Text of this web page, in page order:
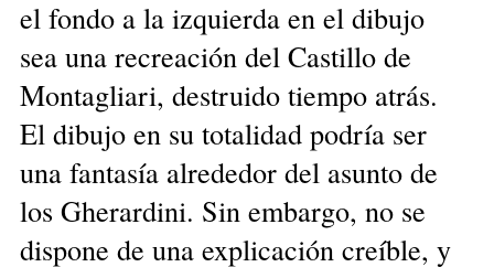
el fondo a la izquierda en el dibujo
sea una recreación del Castillo de
Montagliari, destruido tiempo atrás.
El dibujo en su totalidad podría ser
una fantasía alrededor del asunto de
los Gherardini. Sin embargo, no se
dispone de una explicación creíble, y